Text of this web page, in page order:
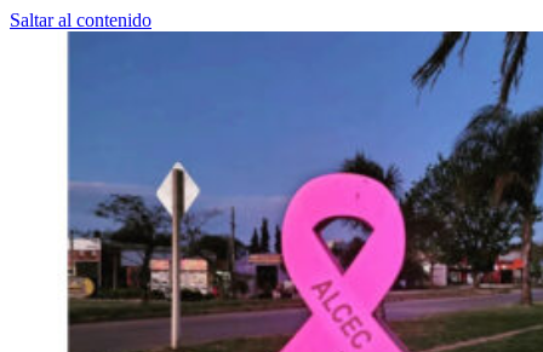
Saltar al contenido